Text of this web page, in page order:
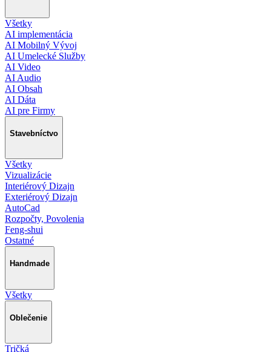
Všetky
AI implementácia
AI Mobilný Vývoj
AI Umelecké Služby
AI Video
AI Audio
AI Obsah
AI Dáta
AI pre Firmy
Stavebníctvo
Všetky
Vizualizácie
Interiérový Dizajn
Exteriérový Dizajn
AutoCad
Rozpočty, Povolenia
Feng-shui
Ostatné
Handmade
Všetky
Oblečenie
Tričká